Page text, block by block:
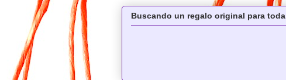
Buscando un regalo original para